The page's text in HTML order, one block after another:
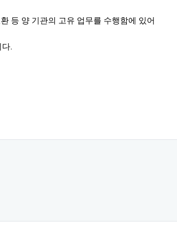
등 양 기관의 고유 업무를 수행함에 있어
.